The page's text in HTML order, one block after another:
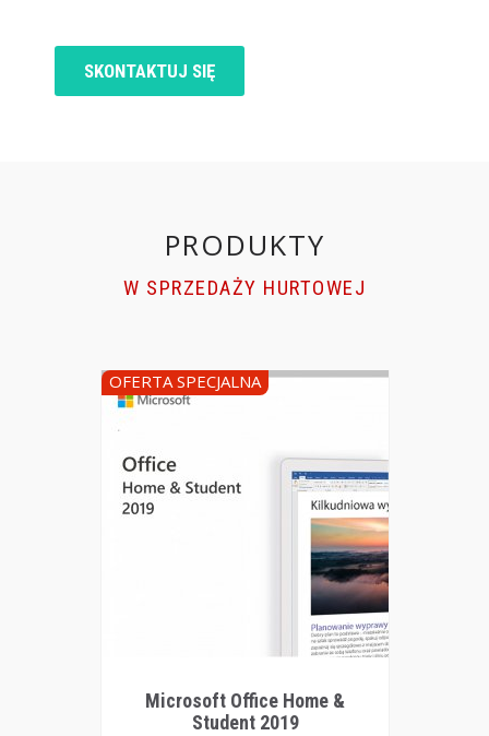
SKONTAKTUJ SIĘ
PRODUKTY
W SPRZEDAŻY HURTOWEJ
OFERTA SPECJALNA
Microsoft Office Home &
Student 2019